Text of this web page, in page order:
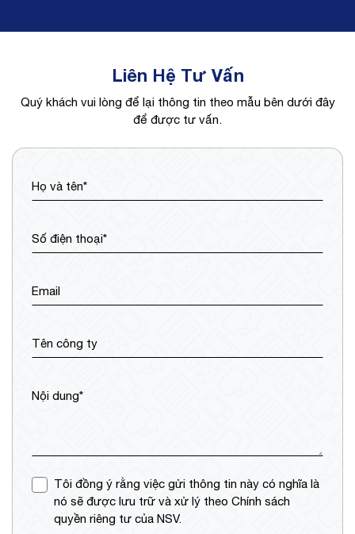
Liên Hệ Tư Vấn
Quý khách vui lòng để lại thông tin theo mẫu bên dưới đây
để được tư vấn.
Họ và tên*
Số điện thoại*
Email
Tên công ty
Nội dung*
Tôi đồng ý rằng việc gửi thông tin này có nghĩa là
nó sẽ được lưu trữ và xử lý theo Chính sách
quyền riêng tư của NSV.